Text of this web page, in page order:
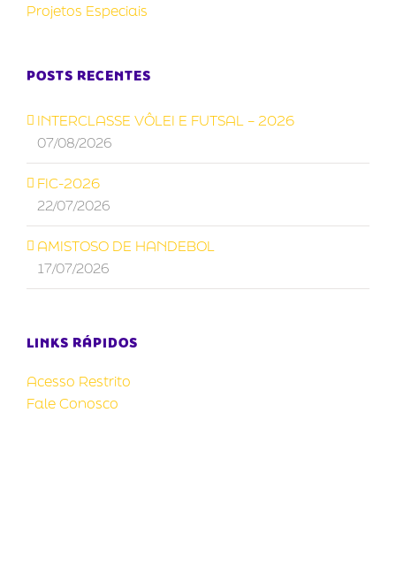
Projetos Especiais
POSTS RECENTES
INTERCLASSE VÔLEI E FUTSAL – 2026
07/08/2026
FIC-2026
22/07/2026
AMISTOSO DE HANDEBOL
17/07/2026
LINKS RÁPIDOS
Acesso Restrito
Fale Conosco